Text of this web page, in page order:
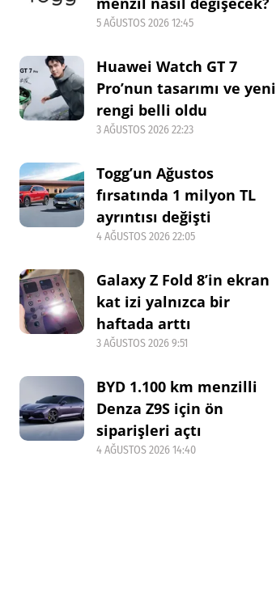
5 AĞUSTOS 2026 12:45
Huawei Watch GT 7
Pro’nun tasarımı ve yeni
rengi belli oldu
3 AĞUSTOS 2026 22:23
Togg’un Ağustos
fırsatında 1 milyon TL
ayrıntısı değişti
4 AĞUSTOS 2026 22:05
Galaxy Z Fold 8’in ekran
kat izi yalnızca bir
haftada arttı
3 AĞUSTOS 2026 9:51
BYD 1.100 km menzilli
Denza Z9S için ön
siparişleri açtı
4 AĞUSTOS 2026 14:40